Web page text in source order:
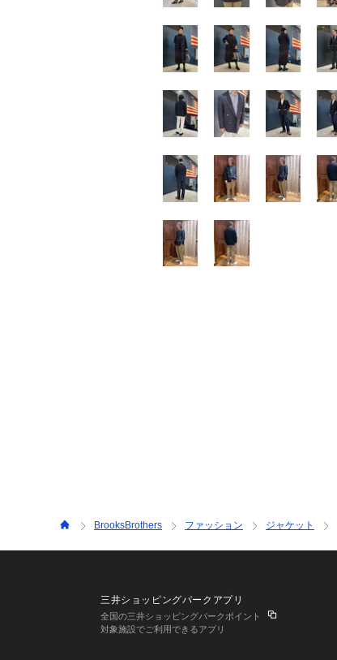
BrooksBrothers ファッション ジャケット
三井ショッピングパークアプリ
全国の三井ショッピングパークポイント
対象施設でご利用できるアプリ